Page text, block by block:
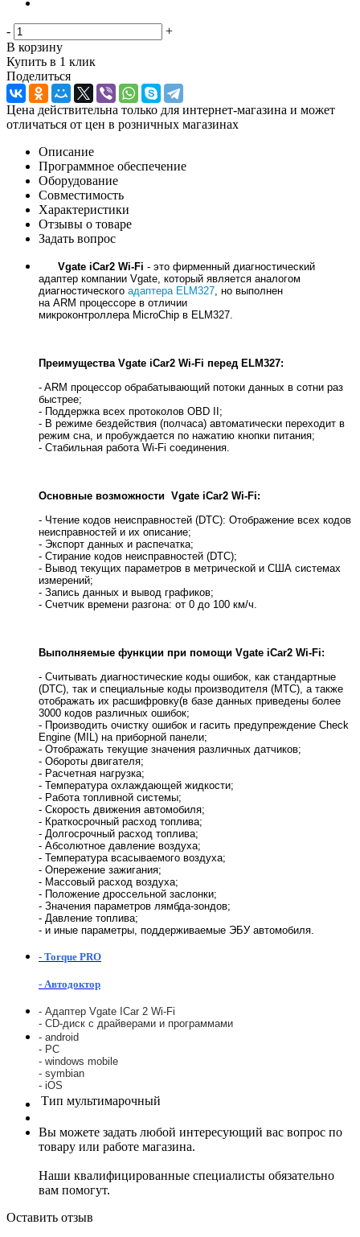
-
+
В корзину
Купить в 1 клик
Поделиться
Цена действительна только для интернет-магазина и может
отличаться от цен в розничных магазинах
Описание
Программное обеспечение
Оборудование
Совместимость
Характеристики
Отзывы о товаре
Задать вопрос
Vgate iCar2 Wi-Fi - это фирменный диагностический
адаптер компании Vgate, который является аналогом
диагностического адаптера ELM327 , но выполнен
на ARM процессоре в отличии
микроконтроллера MicroChip в ELM327.
Преимущества Vgate iCar2 Wi-Fi перед ELM327:
- ARM процессор обрабатывающий потоки данных в сотни раз
быстрее;
- Поддержка всех протоколов OBD II;
- В режиме бездействия (полчаса) автоматически переходит в
режим сна, и пробуждается по нажатию кнопки питания;
- Стабильная работа Wi-Fi соединения.
Основные возможности Vgate iCar2 Wi-Fi:
- Чтение кодов неисправностей (DTC): Отображение всех кодов
неисправностей и их описание;
- Экспорт данных и распечатка;
- Стирание кодов неисправностей (DTC);
- Вывод текущих параметров в метрической и США системах
измерений;
- Запись данных и вывод графиков;
- Счетчик времени разгона: от 0 до 100 км/ч.
Выполняемые функции при помощи Vgate iCar2 Wi-Fi:
- Считывать диагностические коды ошибок, как стандартные
(DTC), так и специальные коды производителя (MTC), а также
отображать их расшифровку(в базе данных приведены более
3000 кодов различных ошибок;
- Производить очистку ошибок и гасить предупреждение Check
Engine (MIL) на приборной панели;
- Отображать текущие значения различных датчиков;
- Обороты двигателя;
- Расчетная нагрузка;
- Температура охлаждающей жидкости;
- Работа топливной системы;
- Скорость движения автомобиля;
- Краткосрочный расход топлива;
- Долгосрочный расход топлива;
- Абсолютное давление воздуха;
- Температура всасываемого воздуха;
- Опережение зажигания;
- Массовый расход воздуха;
- Положение дроссельной заслонки;
- Значения параметров лямбда-зондов;
- Давление топлива;
- и иные параметры, поддерживаемые ЭБУ автомобиля.
- Torque PRO
- Автодоктор
- Адаптер Vgate ICar 2 Wi-Fi
- CD-диск с драйверами и программами
- android
- PC
- windows mobile
- symbian
- iOS
Тип мультимарочный
Вы можете задать любой интересующий вас вопрос по
товару или работе магазина.
Наши квалифицированные специалисты обязательно
вам помогут.
Оставить отзыв